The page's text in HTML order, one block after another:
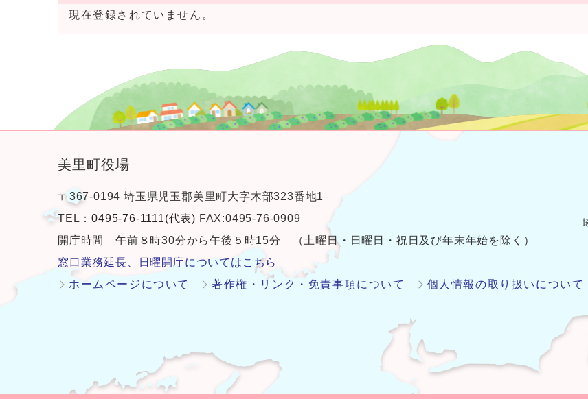
現在登録されていません。
美里町役場
〒367-0194 埼玉県児玉郡美里町大字木部323番地1
TEL：0495-76-1111(代表) FAX:0495-76-0909
開庁時間 午前８時30分から午後５時15分 （土曜日・日曜日・祝日及び年末年始を除く）
窓口業務延長、日曜開庁についてはこちら
ホームページについて
著作権・リンク・免責事項について 個人情報の取り扱いについて